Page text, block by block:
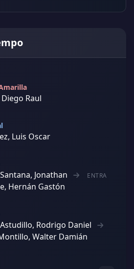
Raul
Luis Oscar
Santana, Jonathan ENTRA
Hernán Gastón
Astudillo, Rodrigo Daniel
Walter Damián